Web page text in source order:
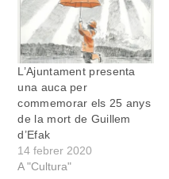
L’Ajuntament presenta
una auca per
commemorar els 25 anys
de la mort de Guillem
d’Efak
14 febrer 2020
A "Cultura"